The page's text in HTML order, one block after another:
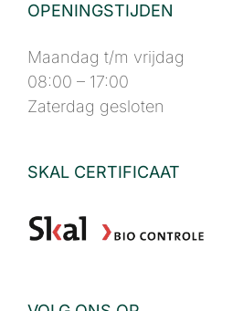
OPENINGSTIJDEN
Maandag t/m vrijdag
08:00 – 17:00
Zaterdag gesloten
SKAL CERTIFICAAT